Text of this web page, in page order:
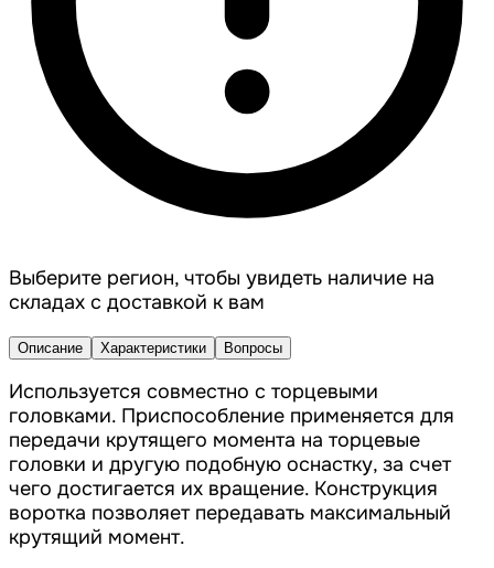
Выберите регион, чтобы увидеть наличие на
складах с доставкой к вам
Описание Характеристики Вопросы
Используется совместно с торцевыми
головками. Приспособление применяется для
передачи крутящего момента на торцевые
головки и другую подобную оснастку, за счет
чего достигается их вращение. Конструкция
воротка позволяет передавать максимальный
крутящий момент.